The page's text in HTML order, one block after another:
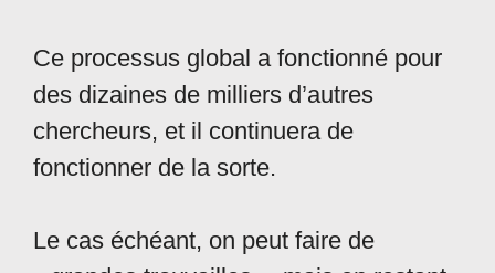
Ce processus global a fonctionné pour
des dizaines de milliers d’autres
chercheurs, et il continuera de
fonctionner de la sorte.
Le cas échéant, on peut faire de